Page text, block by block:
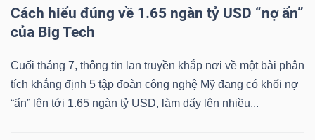
Cách hiểu đúng về 1.65 ngàn tỷ USD “nợ ẩn”
của Big Tech
Cuối tháng 7, thông tin lan truyền khắp nơi về một bài phân
tích khẳng định 5 tập đoàn công nghệ Mỹ đang có khối nợ
“ẩn” lên tới 1.65 ngàn tỷ USD, làm dấy lên nhiều...
Dữ
liệu